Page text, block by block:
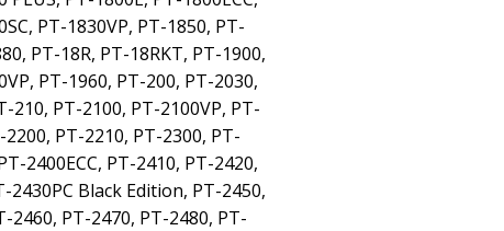
PT-1830VP, PT-1850, PT-
PT-18R, PT-18RKT, PT-1900,
PT-1960, PT-200, PT-2030,
210, PT-2100, PT-2100VP, PT-
PT-2210, PT-2300, PT-
2400ECC, PT-2410, PT-2420,
2430PC Black Edition, PT-2450,
2460, PT-2470, PT-2480, PT-